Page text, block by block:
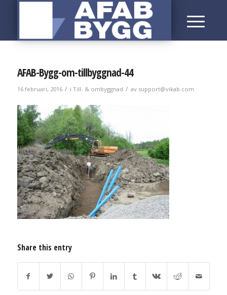
AFAB-Bygg-om-tillbyggnad-44
16 februari, 2016 / i Till- & ombyggnad / av support@vikab.com
Share this entry